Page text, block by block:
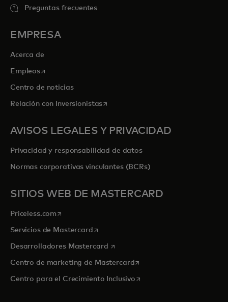
Preguntas frecuentes
EMPRESA
Acerca de
Empleosse abre en una pestaña nueva
Centro de noticias
Relación con Inversionistasse abre en una pestaña nueva
AVISOS LEGALES Y PRIVACIDAD
Privacidad y responsabilidad de datos
Normas corporativas vinculantes (BCRs)
SITIOS WEB DE MASTERCARD
Priceless.com se abre en una pestaña nueva
Servicios de Mastercardse abre en una pestaña nueva
Desarrolladores Mastercard se abre en una pestaña nueva
Centro de marketing de Mastercardse abre en una pestaña
Centro para el Crecimiento Inclusivose abre en una pestaña